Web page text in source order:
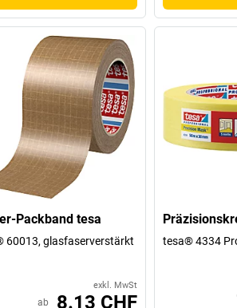
Packband tesa
60013, glasfaserverstärkt
exkl. MwSt
ab 8.13 CHF
tesa® 4334